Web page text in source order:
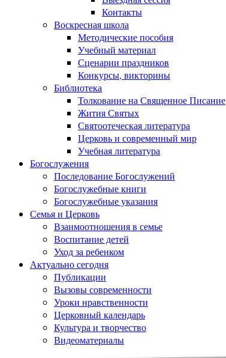
Контакты
Воскресная школа
Методические пособия
Учебный материал
Сценарии праздников
Конкурсы, викторины
Библиотека
Толкование на Священное Писание
Жития Святых
Святоотеческая литература
Церковь и современный мир
Учебная литература
Богослужения
Последование Богослужений
Богослужебные книги
Богослужебные указания
Семья и Церковь
Взаимоотношения в семье
Воспитание детей
Уход за ребенком
Актуально сегодня
Публикации
Вызовы современности
Уроки нравственности
Церковный календарь
Культура и творчество
Видеоматериалы